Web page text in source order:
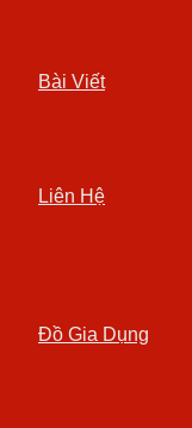
Bài Viết
Liên Hệ
Đồ Gia Dụng